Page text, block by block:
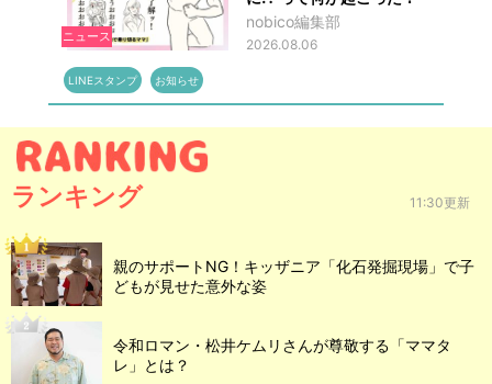
ニュース
nobico編集部
2026.08.06
LINEスタンプ お知らせ
ランキング 11:30更新
親のサポートNG！キッザニア「化石発掘現場」で子
どもが見せた意外な姿
令和ロマン・松井ケムリさんが尊敬する「ママタ
レ」とは？